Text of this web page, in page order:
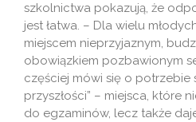
szkolnictwa pokazują, że
jest łatwa. – Dla wielu
miejscem nieprzyjaznym,
obowiązkiem pozbawionym
częściej mówi się o potrzebie
przyszłości” – miejsca, które
do egzaminów, lecz także